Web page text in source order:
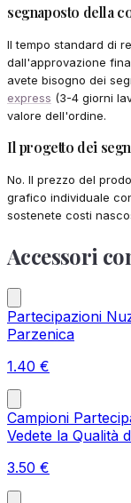
segnaposto della
Il tempo standard di
dall'approvazione
avete bisogno dei
express (3-4 giorni
valore dell'ordine.
Il progetto dei
No. Il prezzo del
grafico individuale
sostenete costi
Accessori
Partecipazioni
Parzenica
1.40 €
Campioni
Vedete la Qualità
3.50 €